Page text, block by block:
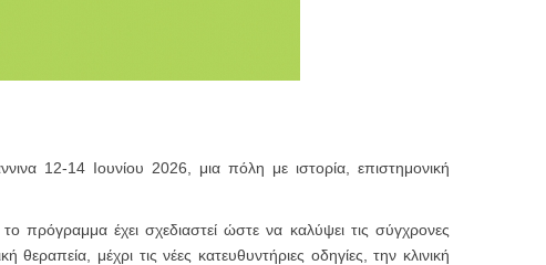
12-14 Ιουνίου 2026, μια πόλη με ιστορία, επιστημονική
πρόγραμμα έχει σχεδιαστεί ώστε να καλύψει τις σύγχρονες
θεραπεία, μέχρι τις νέες κατευθυντήριες οδηγίες, την κλινική